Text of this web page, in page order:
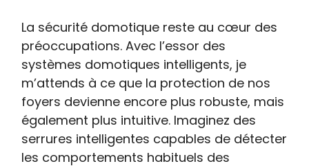
La sécurité domotique reste au cœur des
préoccupations. Avec l’essor des
systèmes domotiques intelligents, je
m’attends à ce que la protection de nos
foyers devienne encore plus robuste, mais
également plus intuitive. Imaginez des
serrures intelligentes capables de détecter
les comportements habituels des